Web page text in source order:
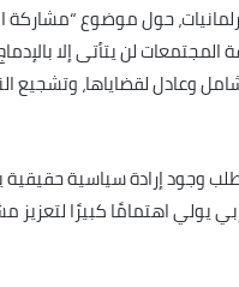
حول موضوع
لن يتأتى إلا
وعادل لقضاياها، وتشجيع
وجود إرادة سياسية
اهتمامًا كبيرًا لتعزيز